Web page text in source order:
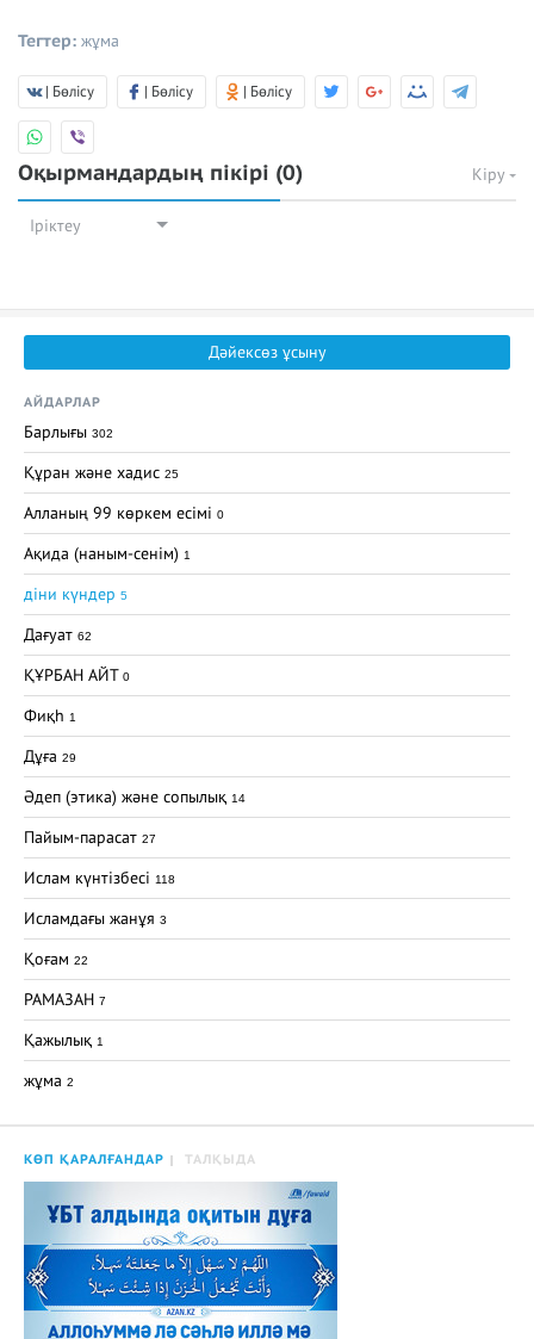
Тегтер: жұма
| Бөлісу | Бөлісу | Бөлісу
Оқырмандардың пікірі (0) Кіру
Іріктеу
Дәйексөз ұсыну
АЙДАРЛАР
Барлығы 302
Құран және хадис 25
Алланың 99 көркем есімі 0
Ақида (наным-сенім) 1
діни күндер 5
Дағуат 62
ҚҰРБАН АЙТ 0
Фиқһ 1
Дұға 29
Әдеп (этика) және сопылық 14
Пайым-парасат 27
Ислам күнтізбесі 118
Исламдағы жанұя 3
Қоғам 22
РАМАЗАН 7
Қажылық 1
жұма 2
КӨП ҚАРАЛҒАНДАР ТАЛҚЫДА